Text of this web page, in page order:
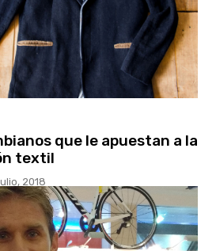
que le apuestan a la
textil
2018